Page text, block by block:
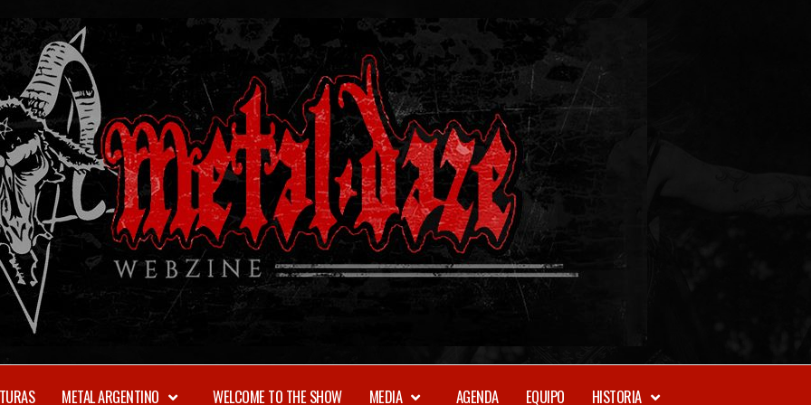
METAL ARGENTINO WELCOME TO THE SHOW MEDIA AGENDA EQUIPO HISTORIA